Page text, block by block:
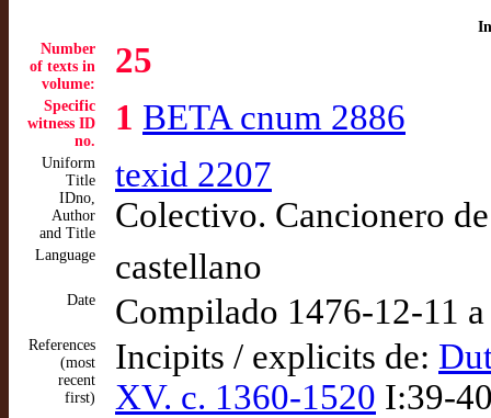
Number
of texts in
volume:
25
Specific
witness ID
no.
1 BETA cnum 2886
Uniform
Title
IDno,
Author
and Title
texid 2207
Colectivo. Cancionero
Language castellano
Date Compilado 1476-12-11
References
(most
recent
first)
Incipits / explicits de:
XV. c. 1360-1520 I:39-